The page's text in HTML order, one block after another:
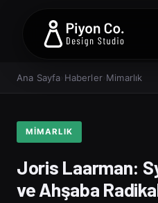
Ana Sayfa Haberler› Mimarlık
MIMARLIK
Joris Laarman:
ve Ahşaba